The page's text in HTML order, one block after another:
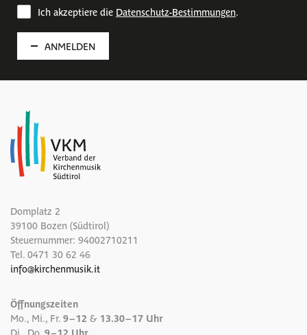
Ich akzeptiere die Datenschutz-Bestimmungen.
ANMELDEN
Domplatz 2
39100 Bozen (Südtirol)
Steuernummer: 94002710211
Tel. 0471 30 62 46
info@kirchenmusik.it
Öffnungszeiten
Mo., Mi., Fr. 9 – 12 & 13.30 – 17 Uhr
Di., Do. 9 – 12 Uhr